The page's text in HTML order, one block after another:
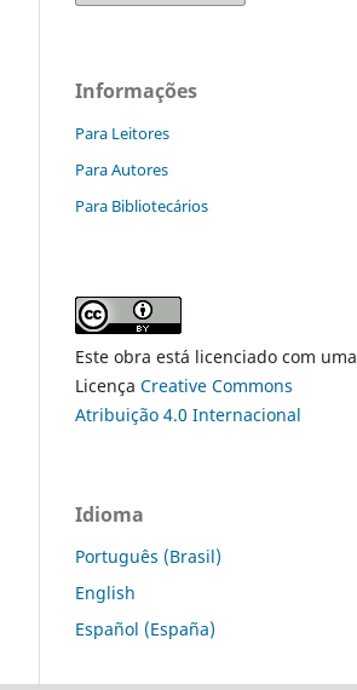
Informações
Para Leitores
Para Autores
Para Bibliotecários
Este obra está licenciado com uma
Licença Creative Commons
Atribuição 4.0 Internacional
Idioma
Português (Brasil)
English
Español (España)